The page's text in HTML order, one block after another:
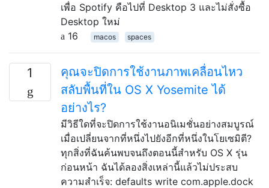
เพื่อ Spotify คือไปที่ Desktop 3 และไม่สั่งซื้อ
Desktop ใหม่
16
macos spaces
1
คุณจะปิดการใช้งานภาพเคลื่อนไหว
สลับพื้นที่ใน OS X Yosemite ได้
อย่างไร?
มีวิธีใดที่จะปิดการใช้งานอนิเมชั่นอย่างสมบูรณ์
เมื่อเปลี่ยนจากที่หนึ่งไปยังอีกที่หนึ่งในโยเซมิตี?
ทุกสิ่งที่ฉันค้นพบจนถึงตอนนี้สำหรับ OS X รุ่น
ก่อนหน้า ฉันได้ลองสิ่งเหล่านี้แล้วไม่ประสบ
ความสำเร็จ: defaults write com.apple.dock